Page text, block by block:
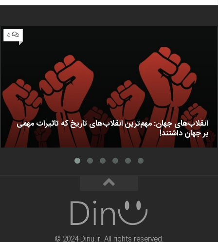
۵
انقلاب‌های جهان: مهم‌ترین انقلاب‌های تاریخ که تاثیرات مهمی
بر جهان داشتند!